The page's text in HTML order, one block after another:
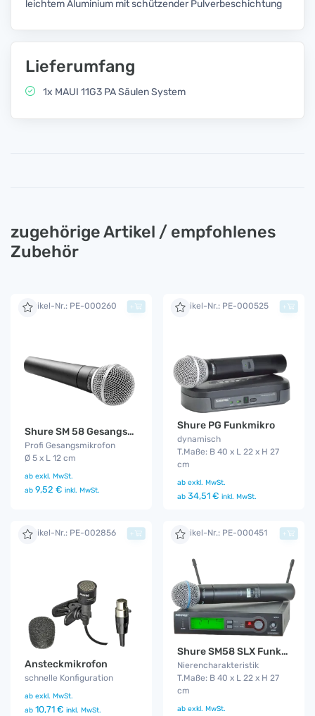
leichtem Aluminium mit schützender Pulverbeschichtung
Lieferumfang
1x MAUI 11G3 PA Säulen System
zugehörige Artikel / empfohlenes
Zubehör
Artikel-Nr.: PE-000260
Shure SM 58 Gesangsmikrofon
Profi Gesangsmikrofon
Ø 5 x L 12 cm
ab exkl. MwSt.
ab 9,52 € inkl. MwSt.
+ Artikel-Nr.: PE-000525
Shure PG Funkmikro
dynamisch
T.Maße: B 40 x L 22 x H 27
cm
ab exkl. MwSt.
ab 34,51 € inkl. MwSt.
+
Artikel-Nr.: PE-002856
Ansteckmikrofon
schnelle Konfiguration
ab exkl. MwSt.
ab 10,71 € inkl. MwSt.
+ Artikel-Nr.: PE-000451
Shure SM58 SLX Funkmikro
Nierencharakteristik
T.Maße: B 40 x L 22 x H 27
cm
ab exkl. MwSt.
+